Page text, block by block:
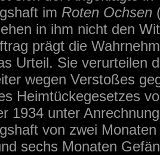
im Roten Ochsen
in ihm nicht den
prägt die
Urteil. Sie verurteilen
wegen Verstoßes
Heimtückegesetzes
1934 unter
von zwei Monaten
sechs Monaten